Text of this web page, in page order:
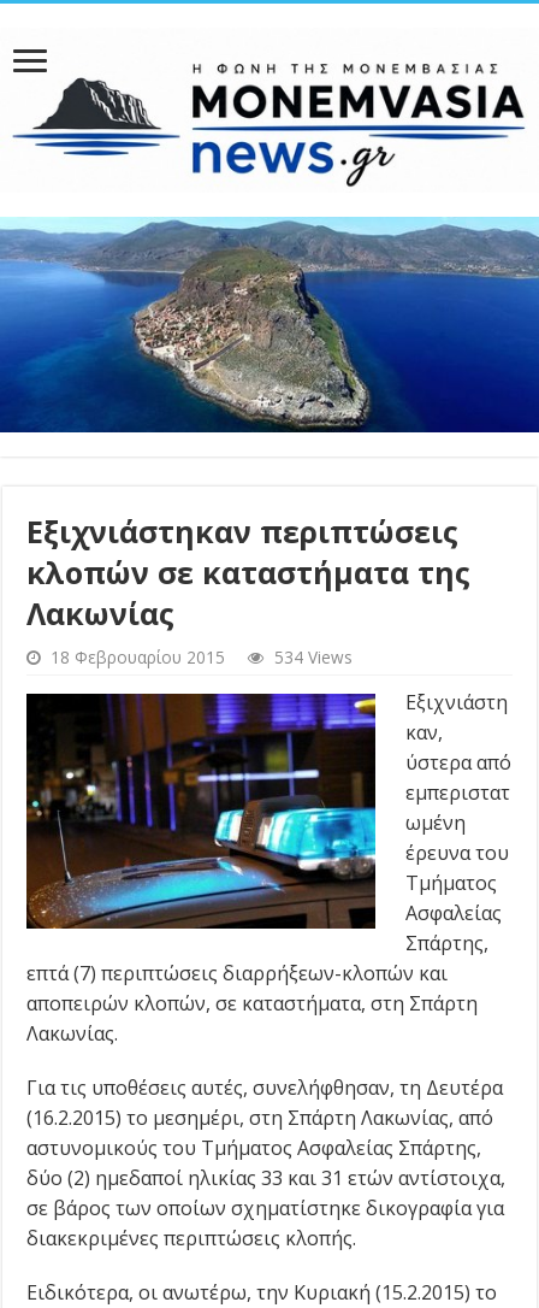
Εξιχνιάστηκαν περιπτώσεις
κλοπών σε καταστήματα της
Λακωνίας
18 Φεβρουαρίου 2015 534 Views
Εξιχνιάστη
καν,
ύστερα από
εμπεριστατ
ωμένη
έρευνα του
Τμήματος
Ασφαλείας
Σπάρτης,
επτά (7) περιπτώσεις διαρρήξεων-κλοπών και
αποπειρών κλοπών, σε καταστήματα, στη Σπάρτη
Λακωνίας.
Για τις υποθέσεις αυτές, συνελήφθησαν, τη Δευτέρα
(16.2.2015) το μεσημέρι, στη Σπάρτη Λακωνίας, από
αστυνομικούς του Τμήματος Ασφαλείας Σπάρτης,
δύο (2) ημεδαποί ηλικίας 33 και 31 ετών αντίστοιχα,
σε βάρος των οποίων σχηματίστηκε δικογραφία για
διακεκριμένες περιπτώσεις κλοπής.
Ειδικότερα, οι ανωτέρω, την Κυριακή (15.2.2015) το